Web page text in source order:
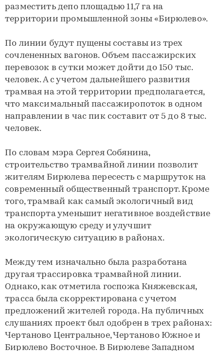
разместить депо площадью 11,7 га на
территории промышленной зоны «Бирюлево».
По линии будут пущены составы из трех
сочлененных вагонов. Объем пассажирских
перевозок в сутки может дойти до 150 тыс.
человек. А с учетом дальнейшего развития
трамвая на этой территории предполагается,
что максимальный пассажиропоток в одном
направлении в час пик составит от 5 до 8 тыс.
человек.
По словам мэра Сергея Собянина,
строительство трамвайной линии позволит
жителям Бирюлева пересесть с маршруток на
современный общественный транспорт. Кроме
того, трамвай как самый экологичный вид
транспорта уменьшит негативное воздействие
на окружающую среду и улучшит
экологическую ситуацию в районах.
Между тем изначально была разработана
другая трассировка трамвайной линии.
Однако, как отметила госпожа Княжевская,
трасса была скорректирована с учетом
предложений жителей города. На публичных
слушаниях проект был одобрен в трех районах:
Чертаново Центральное, Чертаново Южное и
Бирюлево Восточное. В Бирюлеве Западном